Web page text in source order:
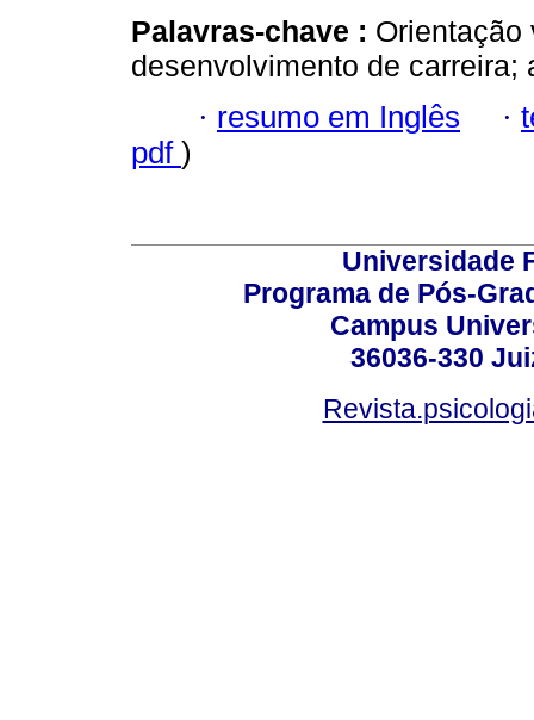
Palavras-chave : Orientação
desenvolvimento de carreira;
· resumo em Inglês ·
pdf )
Universidade
Programa de Pós-
Campus
36036-330